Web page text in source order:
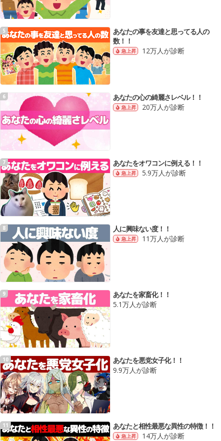
5
あなたの事を友達と思ってる人の
数！！
急上昇 12万人が診断
6 あなたの心の綺麗さレベル！！
急上昇 20万人が診断
7 あなたをオワコンに例える！！
急上昇 5.9万人が診断
8 人に興味ない度！！
急上昇 11万人が診断
9
あなたを家畜化！！
5.1万人が診断
10
あなたを悪党女子化！！
9.9万人が診断
11 あなたと相性最悪な異性の特徴！！
急上昇 14万人が診断